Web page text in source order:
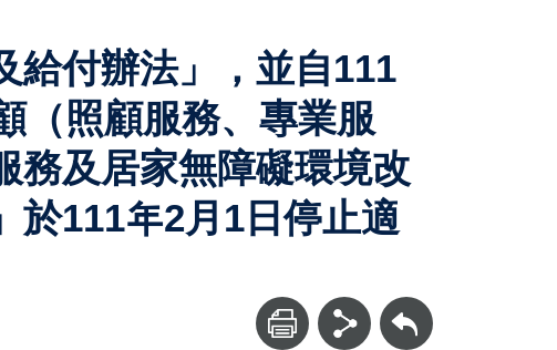
給付辦法」，並自111
（照顧服務、專業服
務及居家無障礙環境改
於111年2月1日停止適
回上一頁